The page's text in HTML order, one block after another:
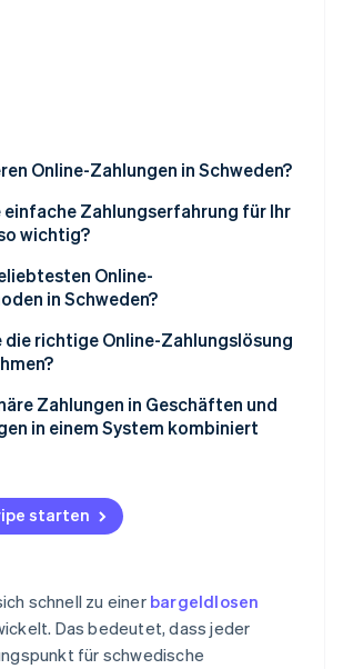
Stripe-Sessions 2026
Jetzt ansehen
Online-Zahlungen in Schweden?
von BankID
Währungen
einfache Zahlungserfahrung für Ihr
wichtig?
Online-
in Schweden?
Kreditkarten
bezahlen“ (BNPL, Buy now, pay
die richtige Online-Zahlungslösung
Zahlungsmethoden
und Anpassung
die mit Ihnen skaliert
und Kontrolle
Zahlungen in Geschäften und
in einem System kombiniert
Übersicht der Transaktionen
über alle Kanäle hinweg
Ihr Team
starten
schnell zu einer bargeldlosen
Das bedeutet, dass jeder
für schwedische